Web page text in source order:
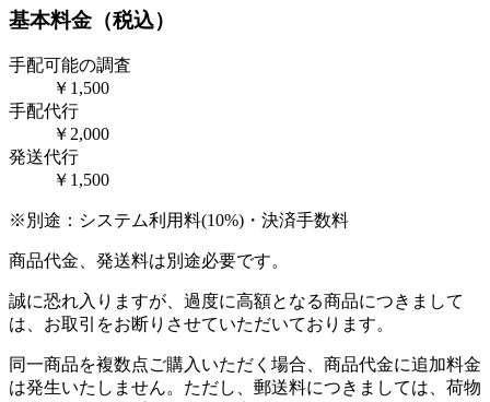
基本料金（税込）
手配可能の調査
￥1,500
手配代行
￥2,000
発送代行
￥1,500
※別途：システム利用料(10%)・決済手数料
商品代金、発送料は別途必要です。
誠に恐れ入りますが、過度に高額となる商品につきまして
は、お取引をお断りさせていただいております。
同一商品を複数点ご購入いただく場合、商品代金に追加料金
は発生いたしません。ただし、郵送料につきましては、荷物